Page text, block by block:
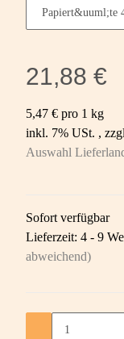
21,88 €
5,47 € pro 1 kg
inkl. 7% USt. ,
Auswahl
Sofort verfügbar
Lieferzeit: 4 - 9
abweichend)